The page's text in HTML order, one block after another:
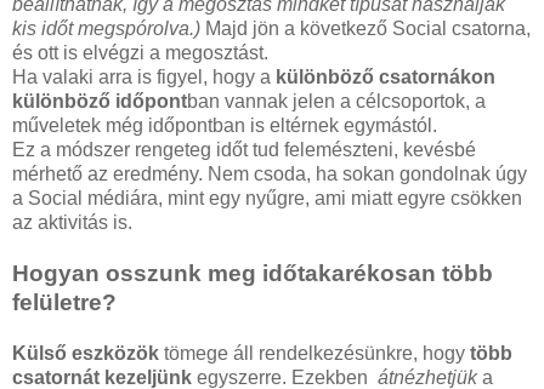
kis időt megspórolva.) Majd jön a következő Social csatorna,
és ott is elvégzi a megosztást.
Ha valaki arra is figyel, hogy a különböző csatornákon
különböző időpontban vannak jelen a célcsoportok, a
műveletek még időpontban is eltérnek egymástól.
Ez a módszer rengeteg időt tud felemészteni, kevésbé
mérhető az eredmény. Nem csoda, ha sokan gondolnak úgy
a Social médiára, mint egy nyűgre, ami miatt egyre csökken
az aktivitás is.
Hogyan osszunk meg időtakarékosan több
felületre?
Külső eszközök tömege áll rendelkezésünkre, hogy több
csatornát kezeljünk egyszerre. Ezekben átnézhetjüka